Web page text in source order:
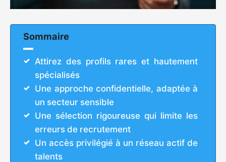
Sommaire
Attirez des profils rares et hautement
spécialisés
Une approche confidentielle, adaptée à
un secteur sensible
Une sélection rigoureuse qui limite les
erreurs de recrutement
Un accès privilégié à un réseau actif de
talents